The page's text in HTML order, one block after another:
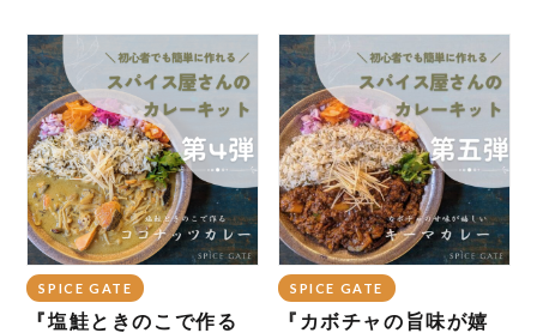
SPICE GATE
『塩鮭ときのこで作る
SPICE GATE
『カボチャの旨味が嬉